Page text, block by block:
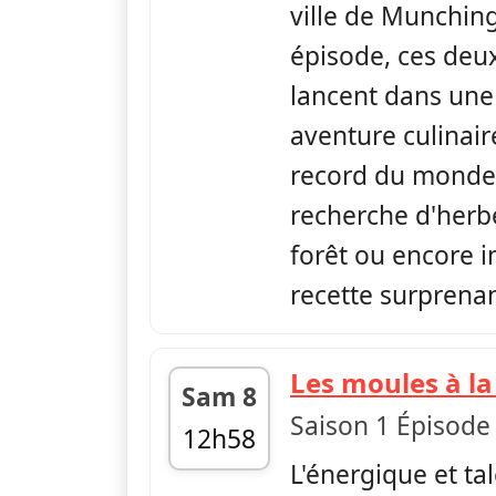
ville de
épisode, ces
lancent dans
aventure
record du
recherche
forêt ou encore
recette
Sam 8
12h58
fin 13h09
Les moules à
Saison 1
L'énergique et